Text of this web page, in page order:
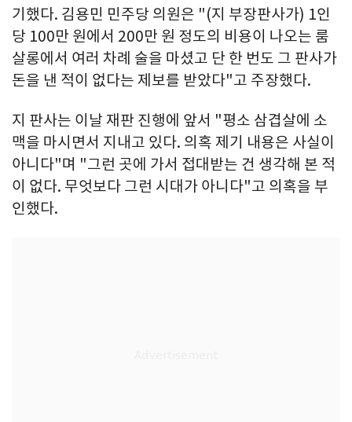
기했다. 김용민 민주당 의원은 "(지 부장판사가) 1인
당 100만 원에서 200만 원 정도의 비용이 나오는 룸
살롱에서 여러 차례 술을 마셨고 단 한 번도 그 판사가
돈을 낸 적이 없다는 제보를 받았다"고 주장했다.
지 판사는 이날 재판 진행에 앞서 "평소 삼겹살에 소
맥을 마시면서 지내고 있다. 의혹 제기 내용은 사실이
아니다"며 "그런 곳에 가서 접대받는 건 생각해 본 적
이 없다. 무엇보다 그런 시대가 아니다"고 의혹을 부
인했다.